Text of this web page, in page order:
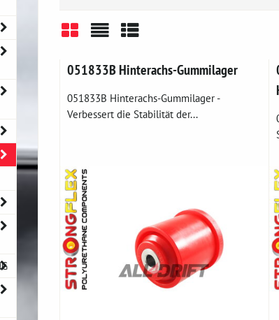
051833B Hinterachs-Gummilager
051833B Hinterachs-Gummilager -
Verbessert die Stabilität der...